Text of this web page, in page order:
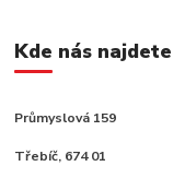
Kde nás najdete
Průmyslová 159
Třebíč, 674 01